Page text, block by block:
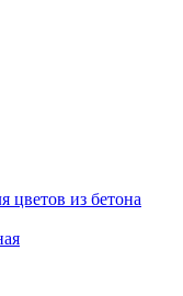
цветов из бетона